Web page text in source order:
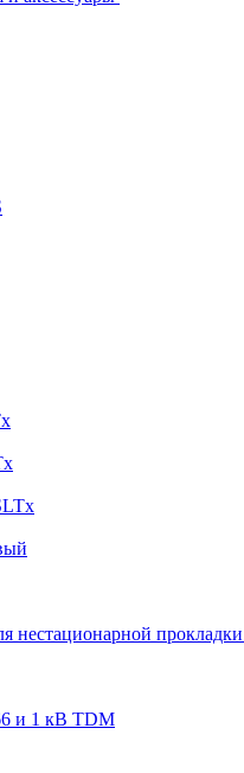
нестационарной
и 1 кВ TDM